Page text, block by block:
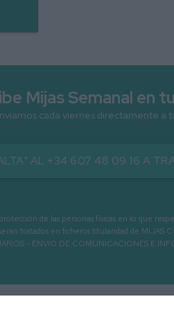
Mijas Semanal en
cada viernes directamente a
AL +34 607 48 09 16 A
de las personas físicas en lo que
tratados en ficheros titularidad de MIJAS
- ENVIO DE COMUNICACIONES E